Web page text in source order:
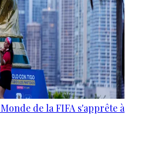
de la FIFA s'apprête à